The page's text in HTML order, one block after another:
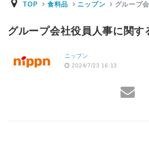
TOP 食料品 ニップン グループ
グループ会社役員人事に関す
ニップン
2024/7/23 16:13